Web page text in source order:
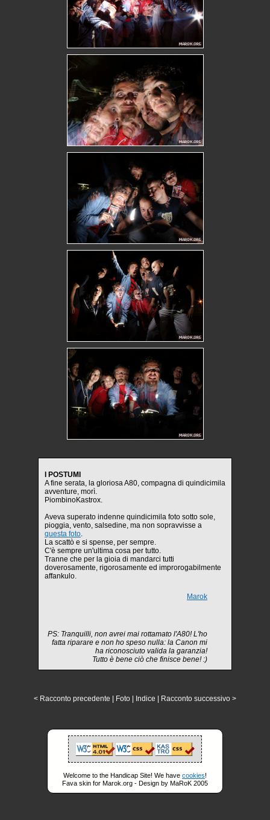
I POSTUMI
A fine serata, la gloriosa A80, compagna di quindicimila
avventure, morì.
PiombinoKastrox.
Aveva superato indenne quindicimila foto sotto sole,
pioggia, vento, salsedine, ma non sopravvisse a
questa foto
La scattò e si spense, per sempre.
C'è sempre un'ultima cosa per tutto.
Tranne che per la gioia di mandarci tutti
doverosamente, rigorosamente ed improrogabilmente
affankulo.
Marok
PS: Tranquilli, non avrei mai rottamato l'A80! L'ho
fatta riparare e non ho speso nulla: la Canon mi
ha riconosciuto valida la garanzia!
Tutto è bene ciò che finisce bene! :)
< Racconto precedente | Foto | Indice | Racconto successivo >
Welcome to the Handicap Site! We have cookies!
Fava skin for Marok.org - Design by MaRoK 2005